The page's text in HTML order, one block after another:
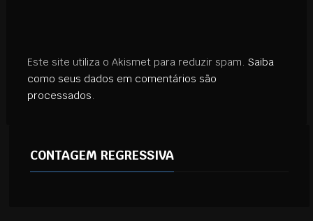
Este site utiliza o Akismet para reduzir spam. Saiba
como seus dados em comentários são
processados.
CONTAGEM REGRESSIVA